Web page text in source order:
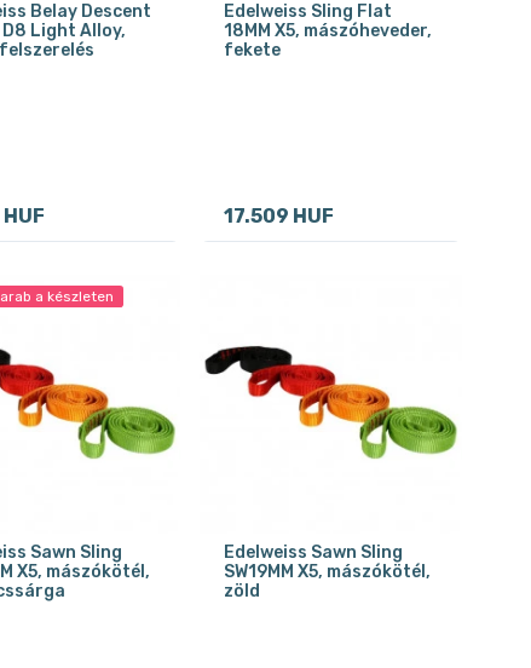
Belay Descent
D8 Light Alloy,
Edelweiss Sling Flat
18MM X5, mászóheveder,
fekete
17.509 HUF
a készleten
Sawn Sling
X5, mászókötél,
Edelweiss Sawn Sling
SW19MM X5, mászókötél,
zöld